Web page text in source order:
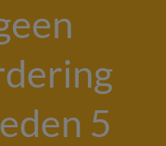
5